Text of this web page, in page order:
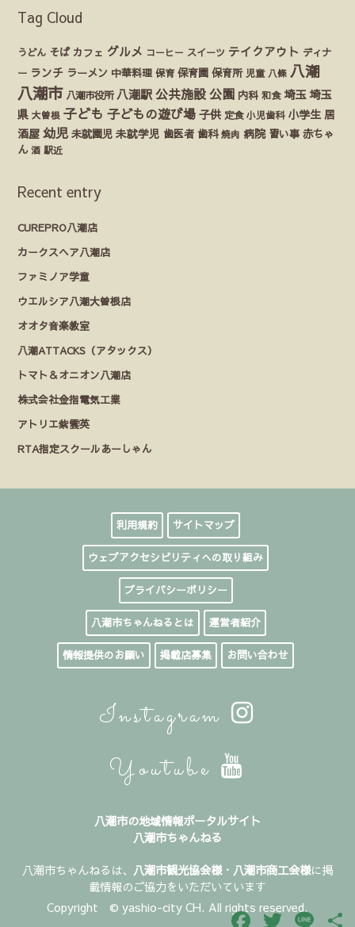
Tag Cloud
うどん そば カフェ グルメ コーヒー スイーツ テイクアウト ディナ
ー ランチ ラーメン 中華料理 保育 保育園 保育所 児童 八條 八潮
八潮市 八潮市役所 八潮駅 公共施設 公園 内科 和食 埼玉 埼玉
県 大曽根 子ども 子どもの遊び場 子供 定食 小児歯科 小学生 居
酒屋 幼児 未就園児 未就学児 歯医者 歯科 焼肉 病院 習い事 赤ちゃ
ん 酒 駅近
Recent entry
CUREPRO八潮店
カークスヘア八潮店
ファミノア学童
ウエルシア八潮大曽根店
オオタ音楽教室
八潮ATTACKS（アタックス）
トマト＆オニオン八潮店
株式会社金指電気工業
アトリエ紫雲英
RTA指定スクールあーしゃん
利用規約 サイトマップ
ウェブアクセシビリティへの取り組み
プライバシーポリシー
八潮市ちゃんねるとは 運営者紹介
情報提供のお願い 掲載店募集 お問い合わせ
Instagram
Youtube
八潮市の地域情報ポータルサイト
八潮市ちゃんねる
八潮市ちゃんねるは、 八潮市観光協会様・ 八潮市商工会様に掲
載情報のご協力をいただいています
Copyright © yashio-city CH. All rights reserved.
Facebook
TwitterLine